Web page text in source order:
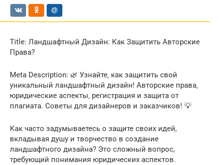
Title: Ландшафтный Дизайн: Как Защитить Авторские
Права?
Meta Description: 🌿 Узнайте‚ как защитить свой
уникальный ландшафтный дизайн! Авторские права‚
юридические аспекты‚ регистрация и защита от
плагиата. Советы для дизайнеров и заказчиков! 💡
Как часто задумываетесь о защите своих идей,
вкладывая душу и творчество в создание
ландшафтного дизайна? Это сложный вопрос,
требующий понимания юридических аспектов.